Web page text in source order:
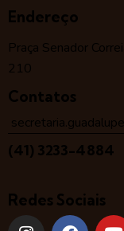
Endereço
Praça Senador
210
Contatos
(41) 3233-4884
Redes Sociais